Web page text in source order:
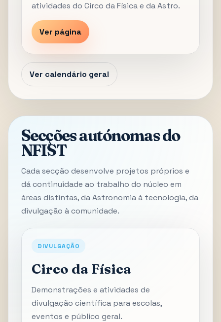
atividades do Circo da Física e da Astro.
Ver página
Ver calendário geral
Secções autónomas do
NFIST
Cada secção desenvolve projetos próprios e
dá continuidade ao trabalho do núcleo em
áreas distintas, da Astronomia à tecnologia, da
divulgação à comunidade.
DIVULGAÇÃO
Circo da Física
Demonstrações e atividades de
divulgação científica para escolas,
eventos e público geral.